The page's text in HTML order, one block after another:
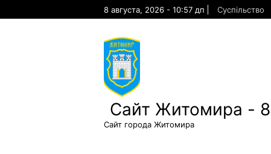
8 августа, 2026 - 10:57 дп Суспільство
Сайт Житомира -
Сайт города Житомира